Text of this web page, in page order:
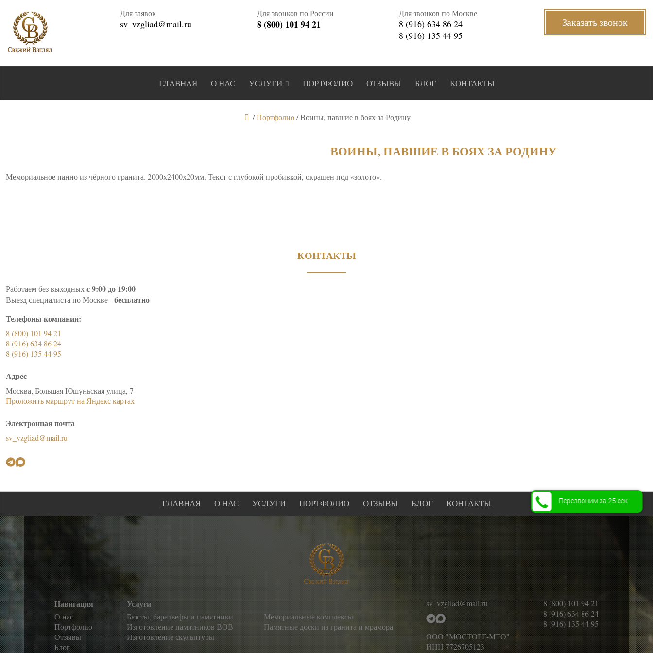
Для заявок
sv_vzgliad@mail.ru
Для звонков по России
8 (800) 101 94 21
Для звонков по Москве
8 (916) 634 86 24
8 (916) 135 44 95
Заказать звонок
ГЛАВНАЯ О НАС УСЛУГИ ПОРТФОЛИО ОТЗЫВЫ БЛОГ КОНТАКТЫ
/Портфолио /Воины, павшие в боях за Родину
ВОИНЫ, ПАВШИЕ В БОЯХ ЗА РОДИНУ
Мемориальное панно из чёрного гранита. 2000х2400х20мм. Текст с глубокой пробивкой, окрашен под «золото».
КОНТАКТЫ
Работаем без выходныхс 9:00 до 19:00
Выезд специалиста по Москве -бесплатно
Телефоны компании:
8 (800) 101 94 21
8 (916) 634 86 24
8 (916) 135 44 95
Адрес
Москва, Большая Юшуньская улица, 7
Проложить маршрут на Яндекс картах
Электронная почта
sv_vzgliad@mail.ru
ГЛАВНАЯ О НАС УСЛУГИ ПОРТФОЛИО ОТЗЫВЫ БЛОГ КОНТАКТЫ
Навигация
О нас
Портфолио
Отзывы
Блог
Услуги
Бюсты, барельефы и памятники
Изготовление памятников ВОВ
Изготовление скульптуры
Мемориальные комплексы
Памятные доски из гранита и мрамора
sv_vzgliad@mail.ru
ООО "МОСТОРГ-МТО"
ИНН 7726705123
8 (800) 101 94 21
8 (916) 634 86 24
8 (916) 135 44 95
Перезвоним за 25 сек